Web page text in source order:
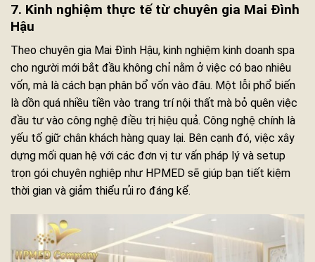
7. Kinh nghiệm thực tế từ chuyên gia Mai Đình
Hậu
Theo chuyên gia Mai Đình Hậu, kinh nghiệm kinh doanh spa
cho người mới bắt đầu không chỉ nằm ở việc có bao nhiêu
vốn, mà là cách bạn phân bổ vốn vào đâu. Một lỗi phổ biến
là dồn quá nhiều tiền vào trang trí nội thất mà bỏ quên việc
đầu tư vào công nghệ điều trị hiệu quả. Công nghệ chính là
yếu tố giữ chân khách hàng quay lại. Bên cạnh đó, việc xây
dựng mối quan hệ với các đơn vị tư vấn pháp lý và setup
trọn gói chuyên nghiệp như HPMED sẽ giúp bạn tiết kiệm
thời gian và giảm thiểu rủi ro đáng kể.